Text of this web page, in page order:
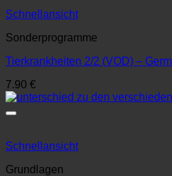
Schnellansicht
Sonderprogramme
Tierkrankheiten 2/2 (VOD) –
7.90 €
Schnellansicht
Grundlagen